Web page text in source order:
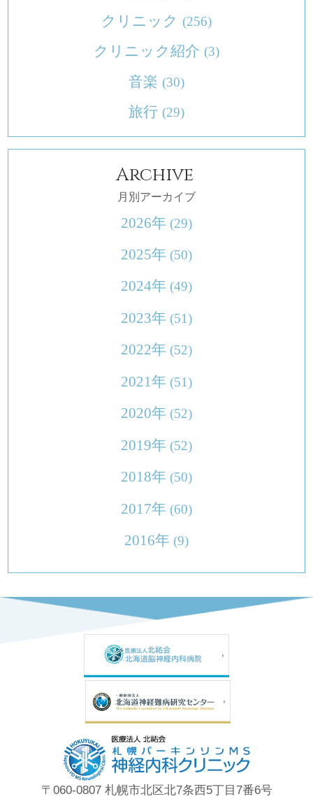
クリニック (256)
クリニック紹介 (3)
音楽 (30)
旅行 (29)
Archive
月別アーカイブ
2026年 (29)
2025年 (50)
2024年 (49)
2023年 (51)
2022年 (52)
2021年 (51)
2020年 (52)
2019年 (52)
2018年 (50)
2017年 (60)
2016年 (9)
〒060-0807 札幌市北区北7条西5丁目7番6号